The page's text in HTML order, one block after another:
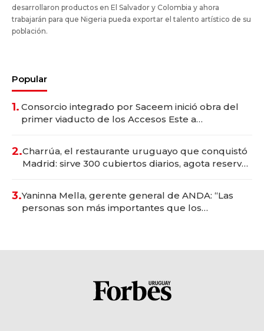
desarrollaron productos en El Salvador y Colombia y ahora
trabajarán para que Nigeria pueda exportar el talento artístico de su
población.
Popular
1. Consorcio integrado por Saceem inició obra del
primer viaducto de los Accesos Este a
2.Charrúa, el restaurante uruguayo que conquistó
Madrid: sirve 300 cubiertos diarios, agota reservas
3.Yaninna Mella, gerente general de ANDA: “Las
personas son más importantes que los